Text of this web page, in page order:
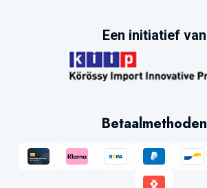
Een initiatief van
Betaalmethoden